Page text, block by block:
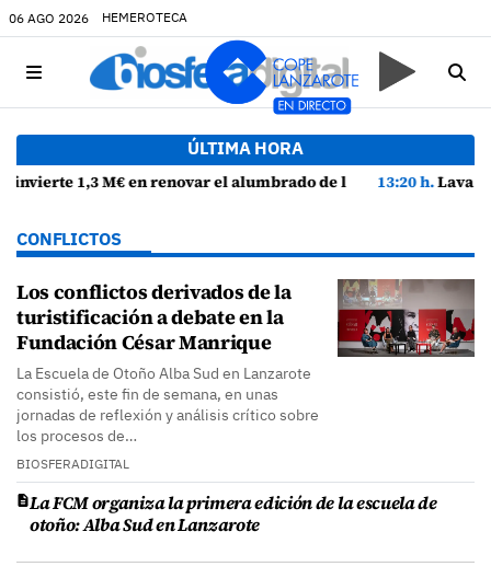
06 AGO 2026 HEMEROTECA
ÚLTIMA HORA
Alcalde Florencio Suárez y 31 calles aledañas
13:20 h.Lava Live Festival se consolida como atractivo turístico y
CONFLICTOS
Los conflictos derivados de la
turistificación a debate en la
Fundación César Manrique
La Escuela de Otoño Alba Sud en Lanzarote
consistió, este fin de semana, en unas
jornadas de reflexión y análisis crítico sobre
los procesos de…
BIOSFERADIGITAL
La FCM organiza la primera edición de la escuela de
otoño: Alba Sud en Lanzarote